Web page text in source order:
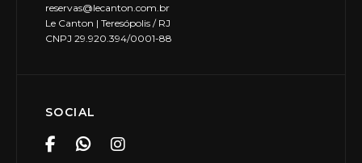
reservas@lecanton.com.br
Le Canton | Teresópolis / RJ
CNPJ 29.920.394/0001-88
SOCIAL